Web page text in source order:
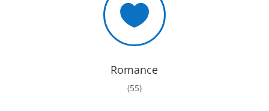

Romance
(55)